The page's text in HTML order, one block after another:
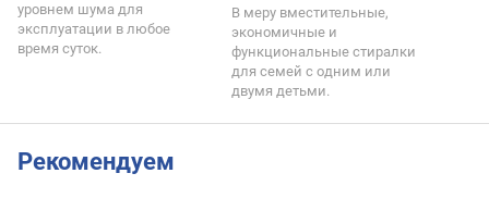
уровнем шума для
эксплуатации в любое
время суток.
В меру вместительные,
экономичные и
функциональные стиралки
для семей с одним или
двумя детьми.
Рекомендуем